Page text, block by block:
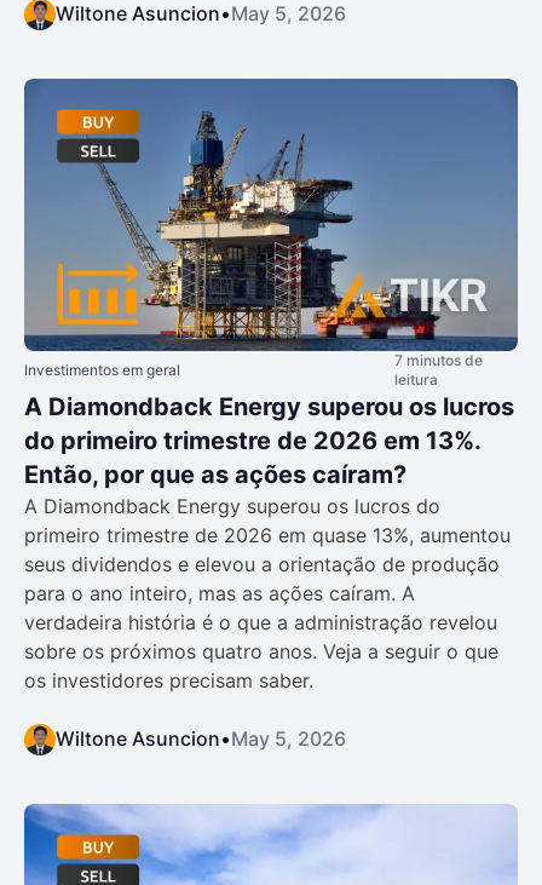
Wiltone Asuncion•May 5, 2026
Investimentos em geral
7 minutos de
leitura
A Diamondback Energy superou os lucros
do primeiro trimestre de 2026 em 13%.
Então, por que as ações caíram?
A Diamondback Energy superou os lucros do
primeiro trimestre de 2026 em quase 13%, aumentou
seus dividendos e elevou a orientação de produção
para o ano inteiro, mas as ações caíram. A
verdadeira história é o que a administração revelou
sobre os próximos quatro anos. Veja a seguir o que
os investidores precisam saber.
Wiltone Asuncion•May 5, 2026